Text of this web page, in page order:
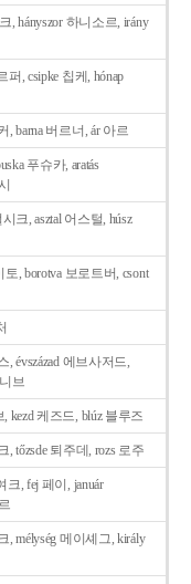
, hányszor 하니소르, irány
퍼, csipke 칩케, hónap
, barna 버르너, ár 아르
푸슈카, aratás
크, asztal 어스털, húsz
토, borotva 보로트버, csont
, évszázad 에브사저드,
브
, kezd 케즈드, blúz 블루즈
, tőzsde 퇴주데, rozs 로주
크, fej 페이, január
, mélység 메이셰그, király